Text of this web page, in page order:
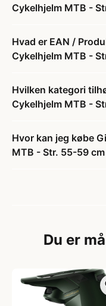
Cykelhjelm MTB -
Hvad er EAN /
Cykelhjelm MTB -
Hvilken kategori
Cykelhjelm MTB -
Hvor kan jeg købe
MTB - Str. 55-59
Du er